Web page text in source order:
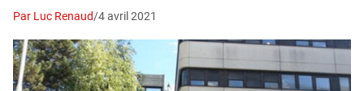
Par Luc Renaud/4 avril 2021